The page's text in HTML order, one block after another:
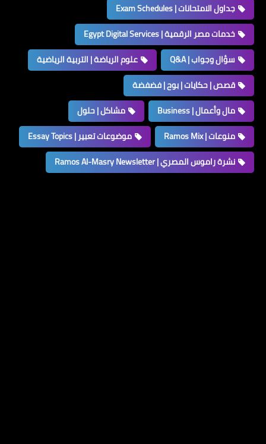
جداول الامتحانات | Exam Schedules
خدمات مصر الرقمية | Egypt Digital Services
سؤال وجواب | Q&A
علوم الرياضة | التربية الرياضية
قصص | حكايات | بوح | فضفضة
مال وأعمال | Business
مشاكل | حلول
منوعات | Ramos Mix
موضوعات تعبير | Essay Topics
نشرة راموس المصري | Ramos Al-Masry Newsletter